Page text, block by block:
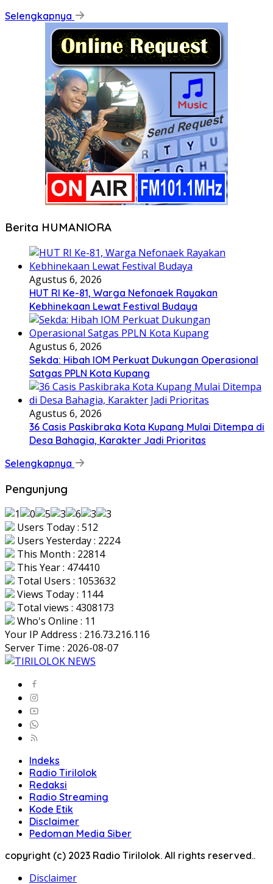
Selengkapnya
Berita HUMANIORA
Agustus 6, 2026
HUT RI Ke-81, Warga Nefonaek Rayakan
Kebhinekaan Lewat Festival Budaya
Agustus 6, 2026
Sekda: Hibah IOM Perkuat Dukungan Operasional
Satgas PPLN Kota Kupang
Agustus 6, 2026
36 Casis Paskibraka Kota Kupang Mulai Ditempa di
Desa Bahagia, Karakter Jadi Prioritas
Selengkapnya
Pengunjung
Users Today : 512
Users Yesterday : 2224
This Month : 22814
This Year : 474410
Total Users : 1053632
Views Today : 1144
Total views : 4308173
Who's Online : 11
Your IP Address : 216.73.216.116
Server Time : 2026-08-07
Indeks
Radio Tirilolok
Redaksi
Radio Streaming
Kode Etik
Disclaimer
Pedoman Media Siber
copyright (c) 2023 Radio Tirilolok. All rights reserved..
Disclaimer